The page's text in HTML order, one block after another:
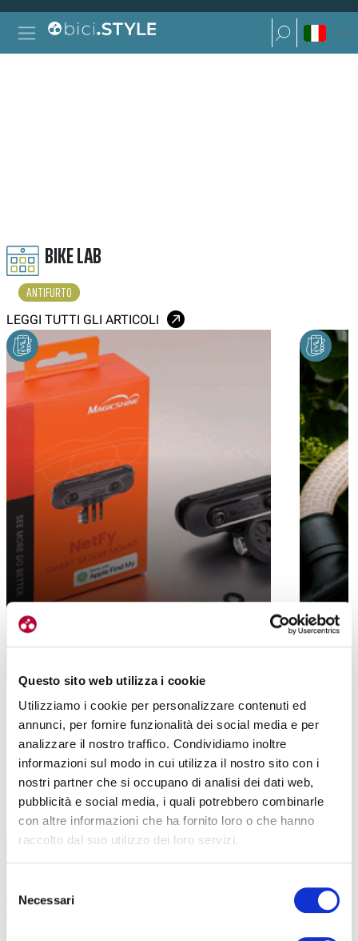
Questo sito web utilizza i cookie
Utilizziamo i cookie per personalizzare contenuti ed
annunci, per fornire funzionalità dei social media e per
analizzare il nostro traffico. Condividiamo inoltre
informazioni sul modo in cui utilizza il nostro sito con i
nostri partner che si occupano di analisi dei dati web,
pubblicità e social media, i quali potrebbero combinarle
con altre informazioni che ha fornito loro o che hanno
raccolto dal suo utilizzo dei loro servizi.
delNecessari
Vai al contenuto
Navigazione principale
Ricerca per:
Ricerca per:
BIKE LAB
ANTIFURTO
LEGGI TUTTI GLI ARTICOLI
DA MAGICSHINE ARRIVA NETFY, IL
SUPPORTO LUCE CHE È ANCHE UN
URBAN
ABUS
TUTTE LE CATEGORIE DEL MAGAZINE